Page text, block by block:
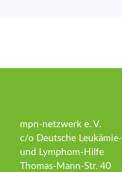
mpn-netzwerk e. V.
c/o Deutsche Leukämie-
und Lymphom-Hilfe
Thomas-Mann-Str. 40